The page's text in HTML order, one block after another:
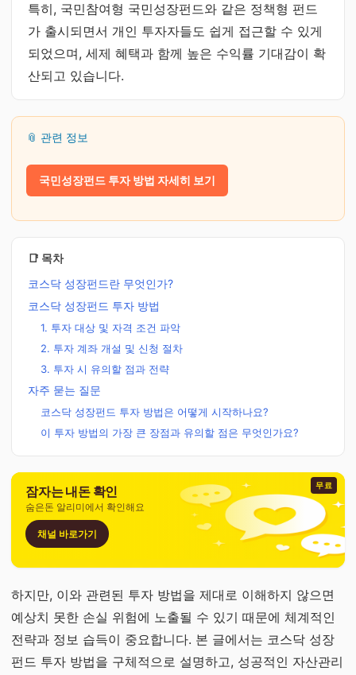
특히, 국민참여형 국민성장펀드와 같은 정책형 펀드
가 출시되면서 개인 투자자들도 쉽게 접근할 수 있게
되었으며, 세제 혜택과 함께 높은 수익률 기대감이 확
산되고 있습니다.
📎 관련 정보
국민성장펀드 투자 방법 자세히 보기
📑 목차
코스닥 성장펀드란 무엇인가?
코스닥 성장펀드 투자 방법
1. 투자 대상 및 자격 조건 파악
2. 투자 계좌 개설 및 신청 절차
3. 투자 시 유의할 점과 전략
자주 묻는 질문
코스닥 성장펀드 투자 방법은 어떻게 시작하나요?
이 투자 방법의 가장 큰 장점과 유의할 점은 무엇인가요?
무료
잠자는 내돈 확인
숨은돈 알리미에서 확인해요
채널 바로가기
하지만, 이와 관련된 투자 방법을 제대로 이해하지 않으면
예상치 못한 손실 위험에 노출될 수 있기 때문에 체계적인
전략과 정보 습득이 중요합니다. 본 글에서는 코스닥 성장
펀드 투자 방법을 구체적으로 설명하고, 성공적인 자산관리